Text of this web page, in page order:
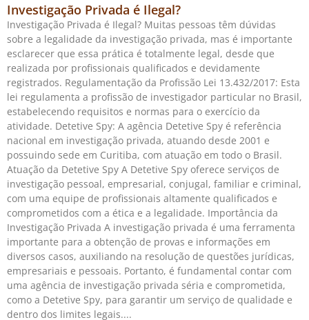
Investigação Privada é Ilegal?
Investigação Privada é Ilegal? Muitas pessoas têm dúvidas
sobre a legalidade da investigação privada, mas é importante
esclarecer que essa prática é totalmente legal, desde que
realizada por profissionais qualificados e devidamente
registrados. Regulamentação da Profissão Lei 13.432/2017: Esta
lei regulamenta a profissão de investigador particular no Brasil,
estabelecendo requisitos e normas para o exercício da
atividade. Detetive Spy: A agência Detetive Spy é referência
nacional em investigação privada, atuando desde 2001 e
possuindo sede em Curitiba, com atuação em todo o Brasil.
Atuação da Detetive Spy A Detetive Spy oferece serviços de
investigação pessoal, empresarial, conjugal, familiar e criminal,
com uma equipe de profissionais altamente qualificados e
comprometidos com a ética e a legalidade. Importância da
Investigação Privada A investigação privada é uma ferramenta
importante para a obtenção de provas e informações em
diversos casos, auxiliando na resolução de questões jurídicas,
empresariais e pessoais. Portanto, é fundamental contar com
uma agência de investigação privada séria e comprometida,
como a Detetive Spy, para garantir um serviço de qualidade e
dentro dos limites legais.